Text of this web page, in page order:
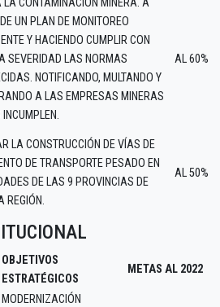
LA CONTAMINACIÓN MINERA. A
UN PLAN DE MONITOREO
Y HACIENDO CUMPLIR CON
SEVERIDAD LAS NORMAS
NOTIFICANDO, MULTANDO Y
A LAS EMPRESAS MINERAS
AL 60%
LA CONSTRUCCIÓN DE VÍAS DE
DE TRANSPORTE PESADO EN
DE LAS 9 PROVINCIAS DE
REGIÓN.
AL 50%
OBJETIVOS
ESTRATÉGICOS
METAS AL 2022
MODERNIZACIÓN